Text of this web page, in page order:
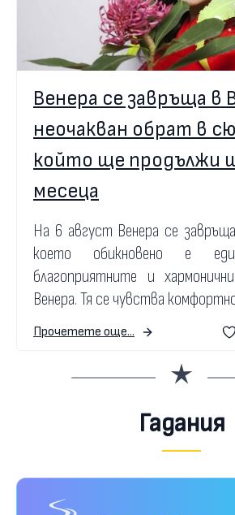
Венера се завръща в
неочакван обрат в
който ще продължи
месеца
На 6 август Венера се
което обикновено е
благоприятните и
Венера. Тя се чувства
Прочетете още...
Гадания